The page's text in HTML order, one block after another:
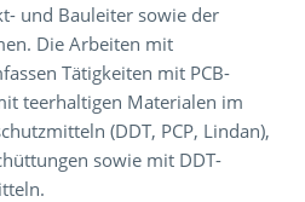
und Bauleiter sowie der
Die Arbeiten mit
Tätigkeiten mit PCB-
teerhaltigen Materialen im
(DDT, PCP, Lindan),
sowie mit DDT-